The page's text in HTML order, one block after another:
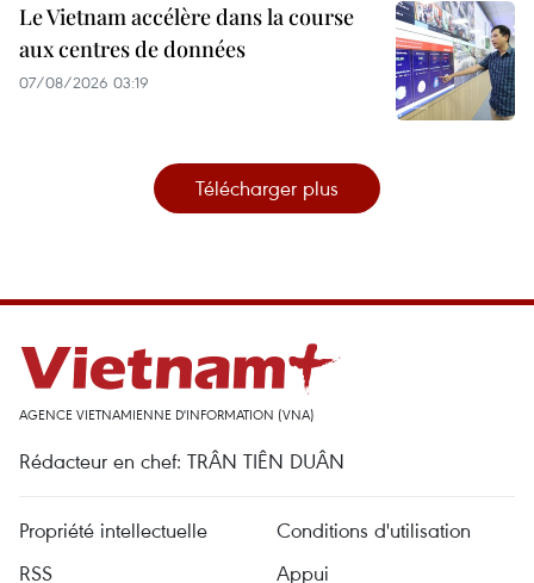
Le Vietnam accélère dans la course
aux centres de données
07/08/2026 03:19
Télécharger plus
AGENCE VIETNAMIENNE D'INFORMATION (VNA)
Rédacteur en chef: TRÂN TIÊN DUÂN
Propriété intellectuelle
Conditions d'utilisation
RSS
Appui